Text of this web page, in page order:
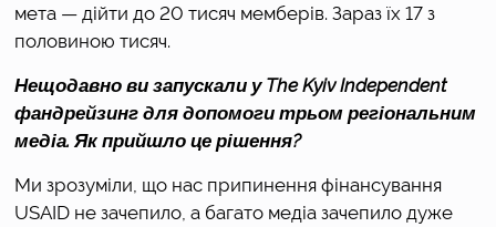
мета — дійти до 20 тисяч мемберів. Зараз їх 17 з
половиною тисяч.
Нещодавно ви запускали у The Kyiv Independent
фандрейзинг для допомоги трьом регіональним
медіа. Як прийшло це рішення?
Ми зрозуміли, що нас припинення фінансування
USAID не зачепило, а багато медіа зачепило дуже